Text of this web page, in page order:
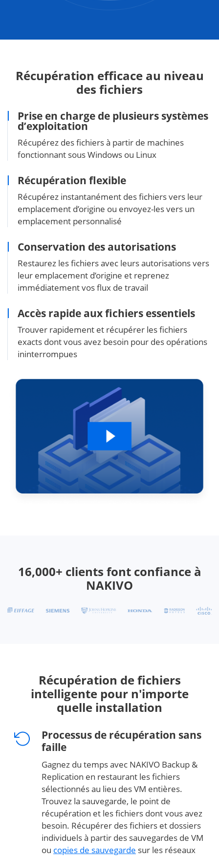
Récupération efficace au niveau
des fichiers
Prise en charge de plusieurs systèmes
d’exploitation
Récupérez des fichiers à partir de machines
fonctionnant sous Windows ou Linux
Récupération flexible
Récupérez instantanément des fichiers vers leur
emplacement d’origine ou envoyez-les vers un
emplacement personnalisé
Conservation des autorisations
Restaurez les fichiers avec leurs autorisations vers
leur emplacement d’origine et reprenez
immédiatement vos flux de travail
Accès rapide aux fichiers essentiels
Trouver rapidement et récupérer les fichiers
exacts dont vous avez besoin pour des opérations
ininterrompues
16,000+ clients font confiance à
NAKIVO
Récupération de fichiers
intelligente pour n'importe
quelle installation
Processus de récupération sans
faille
Gagnez du temps avec NAKIVO Backup &
Replication en restaurant les fichiers
sélectionnés au lieu des VM entières.
Trouvez la sauvegarde, le point de
récupération et les fichiers dont vous avez
besoin. Récupérer des fichiers et dossiers
individuels à partir des sauvegardes de VM
ou copies de sauvegarde sur les réseaux